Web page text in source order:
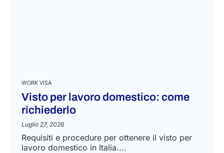
WORK VISA
Visto per lavoro domestico: come
richiederlo
Luglio 27, 2026
Requisiti e procedure per ottenere il visto per
lavoro domestico in Italia....